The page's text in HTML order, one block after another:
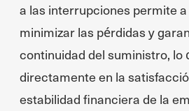
a las interrupciones permite
minimizar las pérdidas y
continuidad del suministro, lo
directamente en la
estabilidad financiera de la